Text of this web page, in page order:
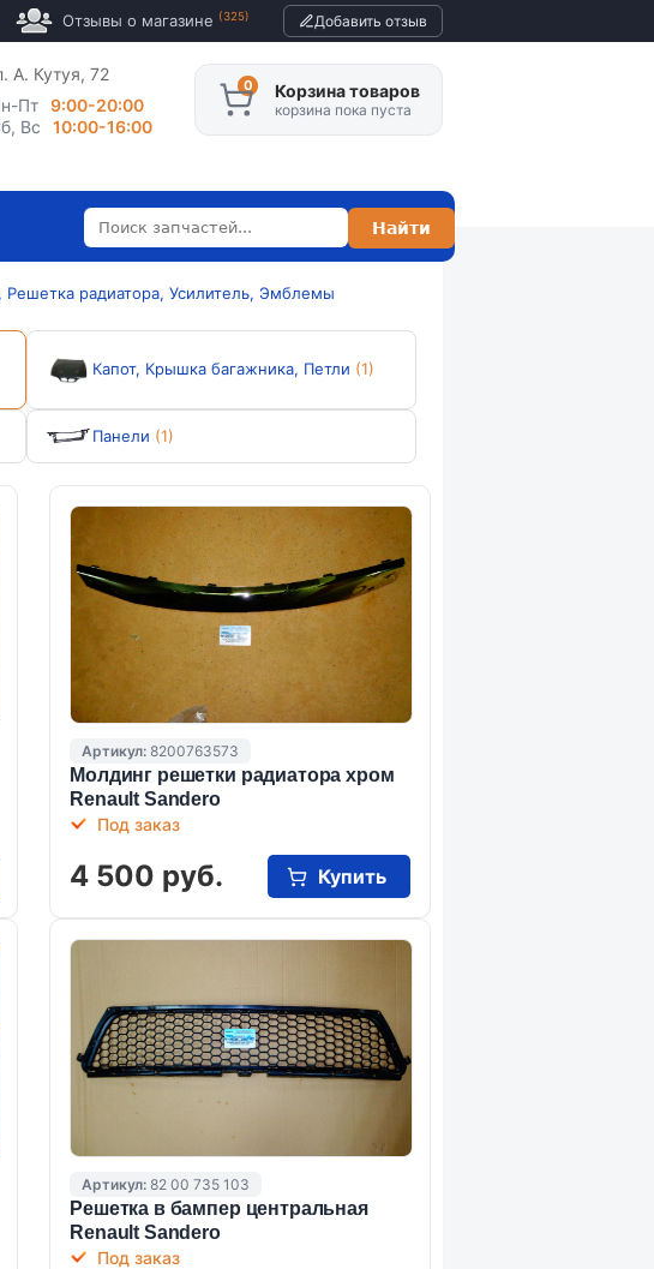
Отзывы о магазине (325) Добавить отзыв
А. Кутуя, 72
Пт
9:00-20:00
Вс
10:00-16:00
Корзина товаров
корзина пока пуста
Решетка радиатора, Усилитель, Эмблемы
Капот, Крышка багажника, Петли (1)
Панели (1)
Артикул:8200763573
Молдинг решетки радиатора хром
Renault Sandero
Под заказ
4 500 руб. Купить
Артикул:82 00 735 103
Решетка в бампер центральная
Renault Sandero
Под заказ